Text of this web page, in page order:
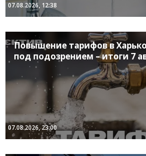
07.08.2026, 12:38
Повышение тарифов в
под подозрением – итоги 7
07.08.2026, 23:00